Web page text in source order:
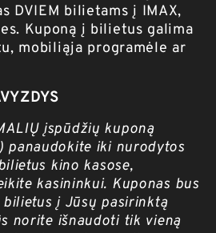
DVIEM bilietams į IMAX,
Kuponą į bilietus galima
mobiliąja programėle ar
įspūdžių kuponą
panaudokite iki nurodytos
kino kasose,
kasininkui. Kuponas bus
į Jūsų pasirinktą
norite išnaudoti tik vieną